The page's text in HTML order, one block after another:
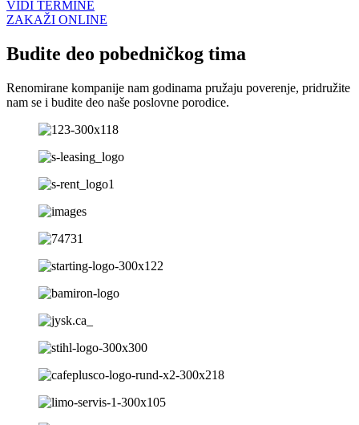
VIDI TERMINE
ZAKAŽI ONLINE
Budite deo pobedničkog tima
Renomirane kompanije nam godinama pružaju poverenje, pridružite
nam se i budite deo naše poslovne porodice.